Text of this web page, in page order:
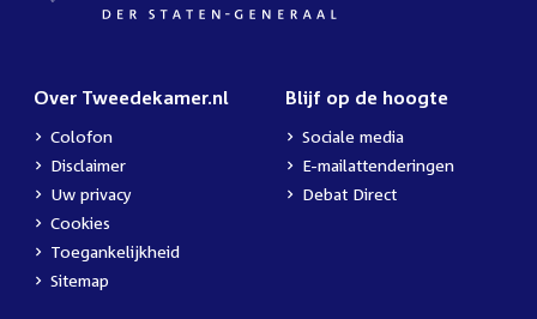
Over Tweedekamer.nl
Colofon
Disclaimer
Uw privacy
Cookies
Toegankelijkheid
Sitemap
Blijf op de hoogte
Sociale media
E-mailattenderingen
Debat Direct